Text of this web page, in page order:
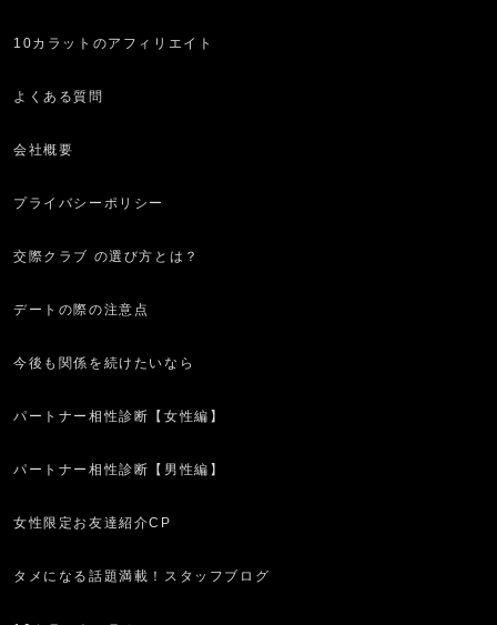
10カラットのアフィリエイト
よくある質問
会社概要
プライバシーポリシー
交際クラブ の選び方とは？
デートの際の注意点
今後も関係を続けたいなら
パートナー相性診断【女性編】
パートナー相性診断【男性編】
女性限定お友達紹介CP
タメになる話題満載！スタッフブログ